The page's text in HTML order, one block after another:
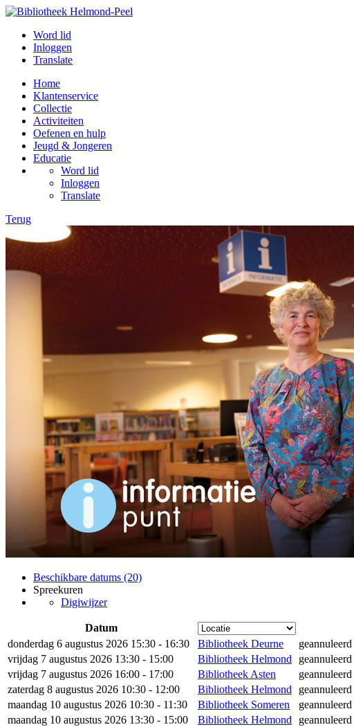
Word lid
Inloggen
Translate
Home
Klantenservice
Collectie
Activiteiten
Oefenen en hulp
Jeugd & Jongeren
Educatie
Word lid
Inloggen
Translate
Terug
Beschikbare datums (20)
Spreekuren
Digiwijzer
Datum
donderdag 6 augustus 2026 15:30 - 16:30
Bibliotheek Deurne geannuleerd
vrijdag 7 augustus 2026 13:30 - 15:00
Bibliotheek Helmond geannuleerd
vrijdag 7 augustus 2026 16:00 - 17:00
Bibliotheek Asten geannuleerd
zaterdag 8 augustus 2026 10:30 - 12:00
Bibliotheek Helmond geannuleerd
maandag 10 augustus 2026 10:30 - 11:30
Bibliotheek Someren geannuleerd
maandag 10 augustus 2026 13:30 - 15:00
Bibliotheek Helmond geannuleerd